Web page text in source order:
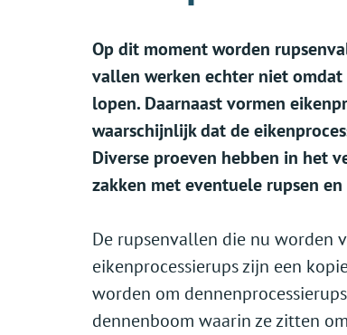
Op dit moment worden
vallen werken echter niet omdat
lopen. Daarnaast vormen
waarschijnlijk dat de
Diverse proeven hebben in het
zakken met eventuele rupsen
De rupsenvallen die nu worden
eikenprocessierups zijn een
worden om
dennenboom waarin ze zitten